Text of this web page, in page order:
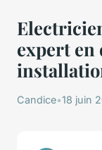
expert en
Candice•18 juin